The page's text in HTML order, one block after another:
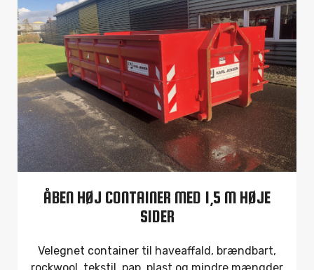
ÅBEN HØJ CONTAINER MED 1,5 M HØJE
SIDER
Velegnet container til haveaffald, brændbart,
rockwool, tekstil, pap, plast og mindre mængder